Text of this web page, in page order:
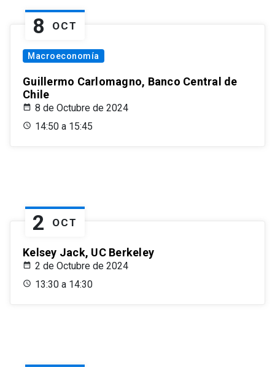
8 OCT
Macroeconomía
Guillermo Carlomagno, Banco Central de
Chile
8 de Octubre de 2024
14:50 a 15:45
2 OCT
Kelsey Jack, UC Berkeley
2 de Octubre de 2024
13:30 a 14:30